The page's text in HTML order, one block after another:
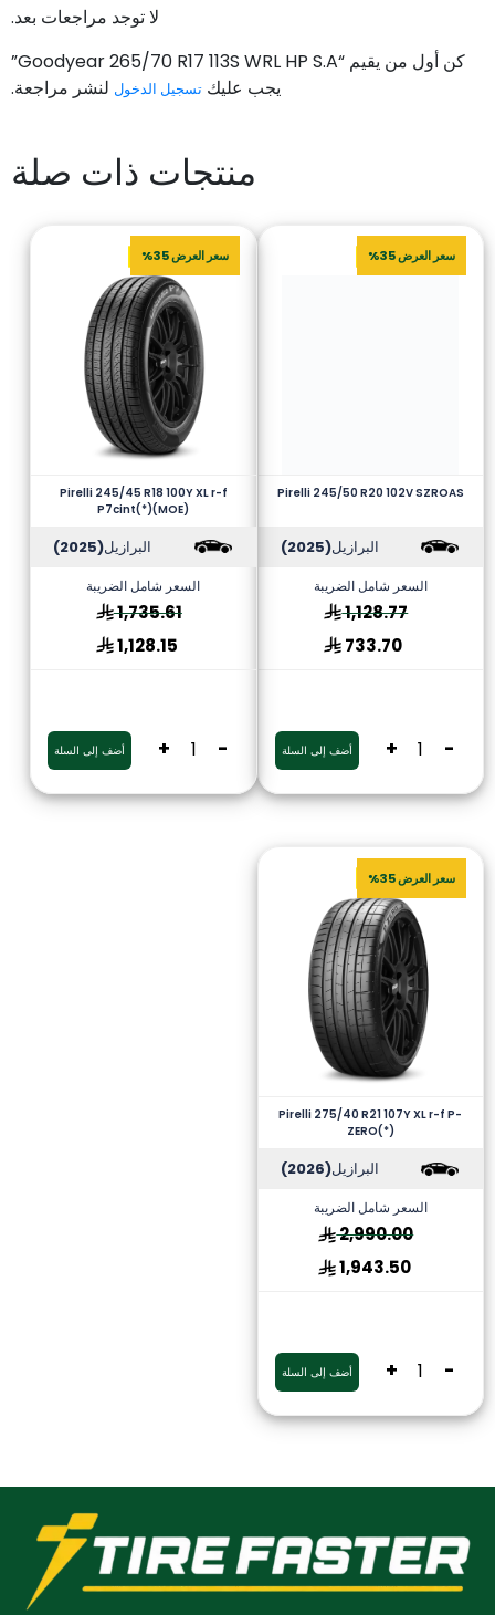
لا توجد مراجعات بعد.
كن أول من يقيم “Goodyear 265/70 R17 113S WRL HP S.A”
يجب عليك تسجيل الدخول لنشر مراجعة.
منتجات ذات صلة
سعر العرض 35%
Pirelli 245/50 R20 102V SZROAS
البرازيل(2025)
السعر شامل الضريبة
1,128.77
733.70
-
+ أضف إلى السلة
سعر العرض 35%
Pirelli 245/45 R18 100Y XL r-f
P7cint(*)(MOE)
البرازيل(2025)
السعر شامل الضريبة
1,735.61
1,128.15
-
+ أضف إلى السلة
سعر العرض 35%
Pirelli 275/40 R21 107Y XL r-f P-
ZERO(*)
البرازيل(2026)
السعر شامل الضريبة
2,990.00
1,943.50
-
+ أضف إلى السلة